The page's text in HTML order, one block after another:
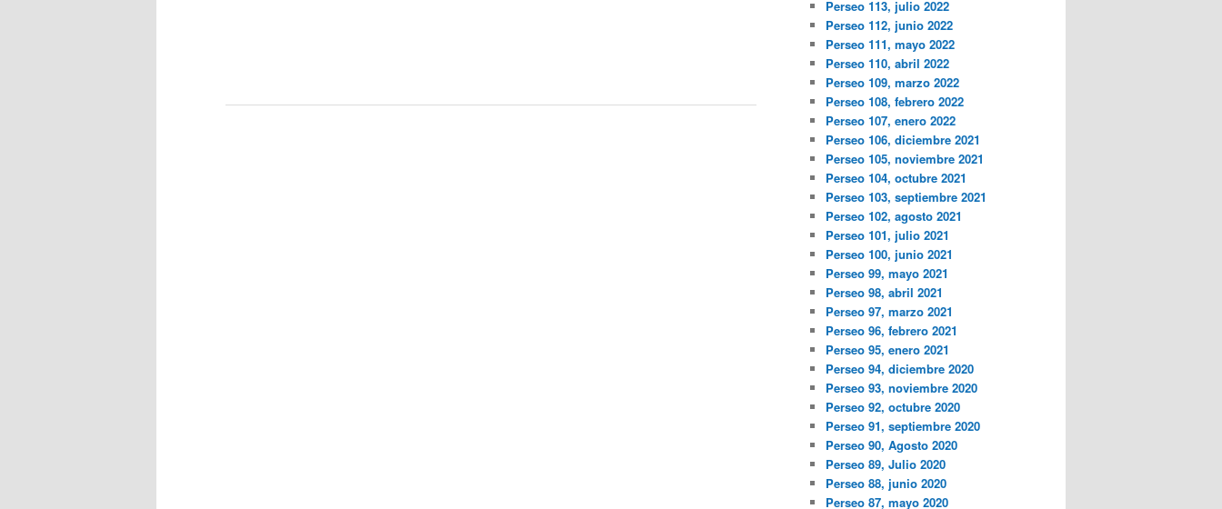
Perseo 113, julio 2022
Perseo 112, junio 2022
Perseo 111, mayo 2022
Perseo 110, abril 2022
Perseo 109, marzo 2022
Perseo 108, febrero 2022
Perseo 107, enero 2022
Perseo 106, diciembre 2021
Perseo 105, noviembre 2021
Perseo 104, octubre 2021
Perseo 103, septiembre 2021
Perseo 102, agosto 2021
Perseo 101, julio 2021
Perseo 100, junio 2021
Perseo 99, mayo 2021
Perseo 98, abril 2021
Perseo 97, marzo 2021
Perseo 96, febrero 2021
Perseo 95, enero 2021
Perseo 94, diciembre 2020
Perseo 93, noviembre 2020
Perseo 92, octubre 2020
Perseo 91, septiembre 2020
Perseo 90, Agosto 2020
Perseo 89, Julio 2020
Perseo 88, junio 2020
Perseo 87, mayo 2020